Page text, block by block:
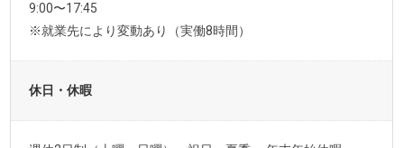
9:00〜17:45
※就業先により変動あり（実働8時間）
休日・休暇